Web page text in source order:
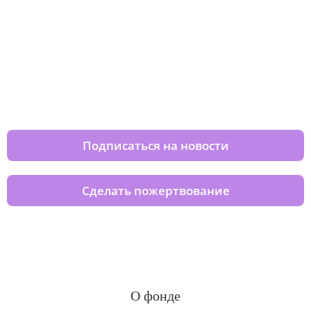
Подписаться на новости
Сделать пожертвование
О фонде